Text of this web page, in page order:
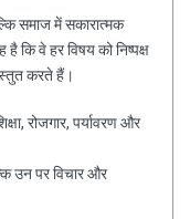
समाज में सकारात्मक
कि वे हर विषय को निष्पक्ष
करते हैं।
रोजगार, पर्यावरण और
उन पर विचार और